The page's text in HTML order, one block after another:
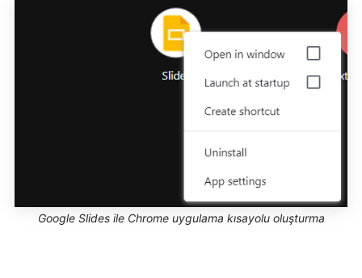
Google Slides ile Chrome uygulama kısayolu oluşturma